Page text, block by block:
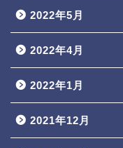
2022年5月
2022年4月
2022年1月
2021年12月